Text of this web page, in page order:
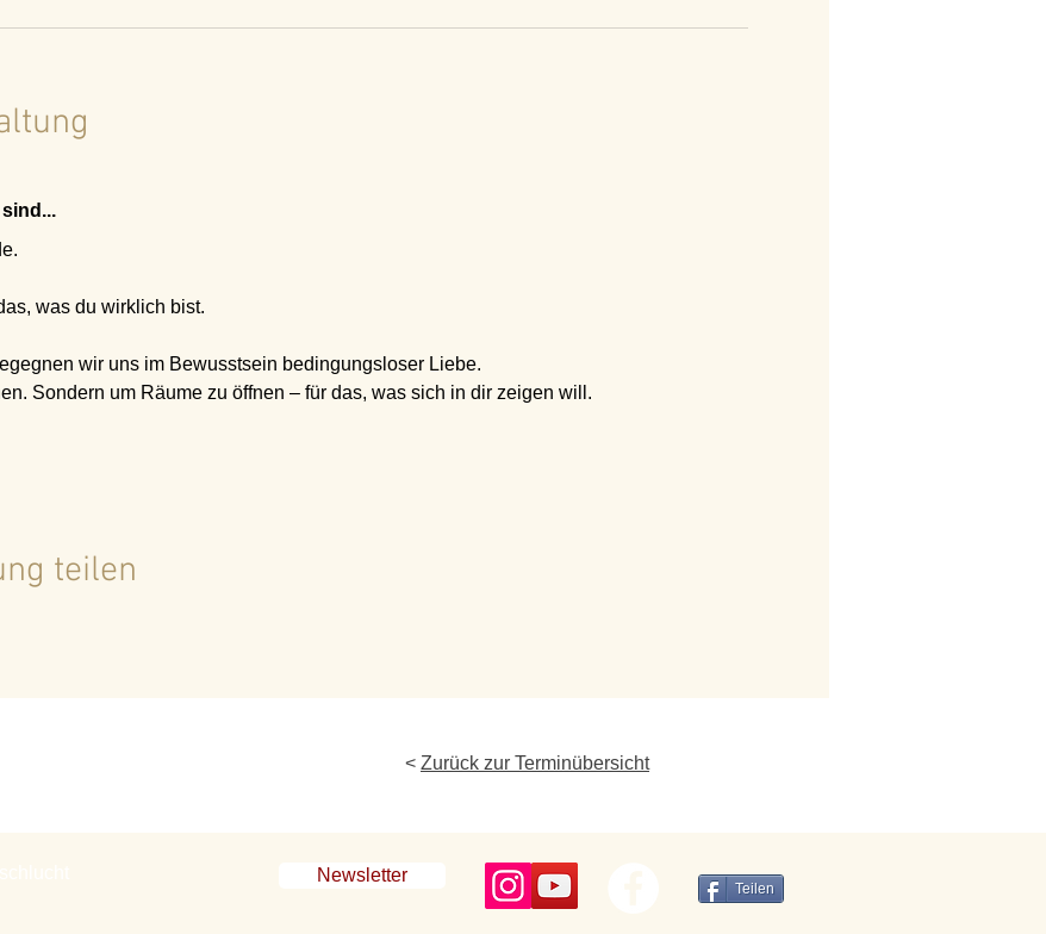
was du wirklich bist.
wir uns im Bewusstsein bedingungsloser Liebe.
Sondern um Räume zu öffnen – für das, was sich in dir zeigen will.
teilen
< Zurück zur Terminübersicht
Newsletter
Teilen